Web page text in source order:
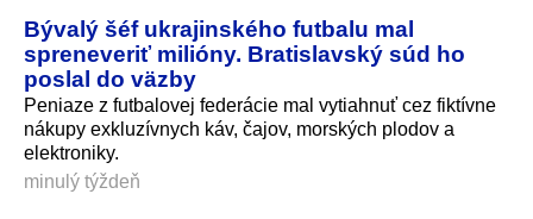
Bývalý šéf ukrajinského futbalu mal
spreneveriť milióny. Bratislavský súd ho
poslal do väzby
Peniaze z futbalovej federácie mal vytiahnuť cez fiktívne
nákupy exkluzívnych káv, čajov, morských plodov a
elektroniky.
minulý týždeň